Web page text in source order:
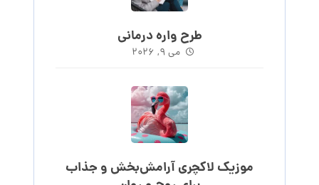
طرح واره درمانی
می ۹, ۲۰۲۶
موزیک لاکچری آرامش‌بخش‌ و جذاب‌